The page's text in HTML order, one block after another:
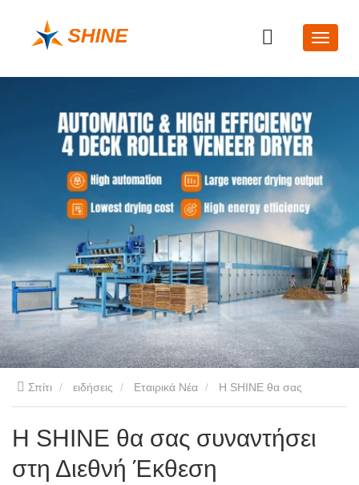
Σπίτι ειδήσεις Εταιρικά Νέα
συναντήσει στη Διεθνή Έκθεση Ξυλουργικής της Τουρκίας
Η SHINE θα σας συναντήσει
στη Διεθνή Έκθεση